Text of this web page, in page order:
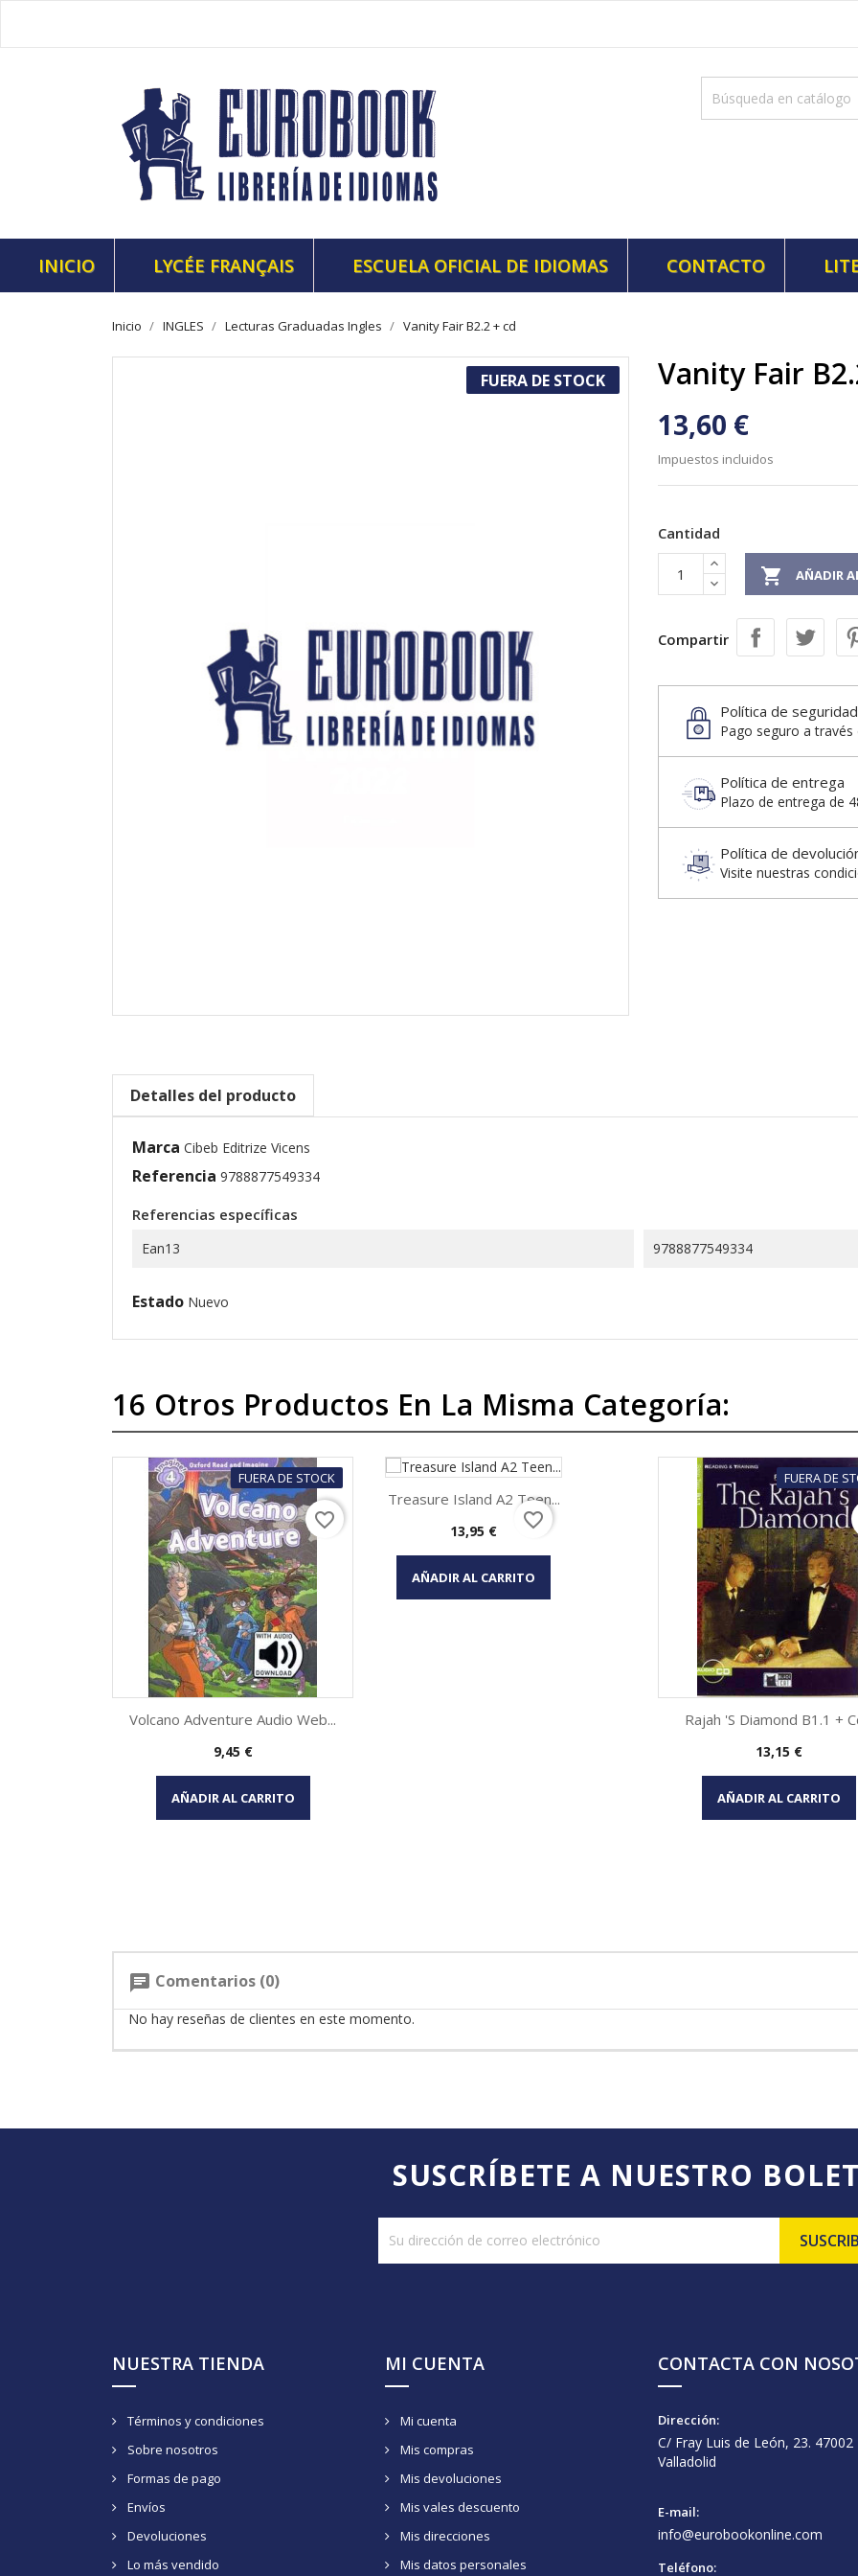
INICIO LYCÉE FRANÇAIS ESCUELA OFICIAL DE IDIOMAS CONTACTO
Inicio INGLES Lecturas Graduadas Ingles Vanity Fair B2.2 + cd
FUERA DE STOCK Vanity Fair
13,60 €
Impuestos incluidos
Cantidad
 AÑADIR
Compartir
Política de seguridad
Pago seguro a través
Política de entrega
Plazo de entrega de
Política de
Visite nuestras
Detalles del producto
Marca Cibeb Editrize Vicens
Referencia 9788877549334
Referencias específicas
Ean13 9788877549334
Estado Nuevo
16 Otros Productos En La Misma Categoría:
FUERA DE STOCK
Vista rápida
Volcano Adventure Audio Web...
Precio
9,45 €
AÑADIR AL CARRITO
favorite_border
Vista rápida
Treasure Island A2 Teen...
Precio
13,95 €
AÑADIR AL CARRITO
favorite_border
FUERA DE
Vista rápida
Rajah 's Diamond B1.1 +
Precio
13,15 €
AÑADIR AL CARRITO
chat Comentarios (0)
No hay reseñas de clientes en este momento.
SUSCRÍBETE A NUESTRO
NUESTRA TIENDA
Términos y condiciones
Sobre nosotros
Formas de pago
Envíos
Devoluciones
Lo más vendido
MI CUENTA
Mi cuenta
Mis compras
Mis devoluciones
Mis vales descuento
Mis direcciones
Mis datos personales
CONTACTA CON
Dirección:
C/ Fray Luis de León, 23. 47002
Valladolid
E-mail:
info@eurobookonline.com
Teléfono: